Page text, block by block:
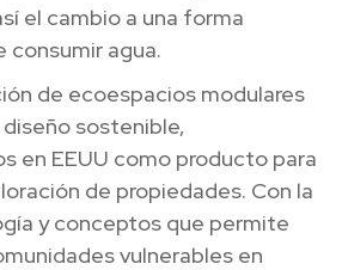
el cambio a una forma
agua.
de ecoespacios modulares
sostenible,
en EEUU como producto para
de propiedades. Con la
y conceptos que permite
vulnerables en